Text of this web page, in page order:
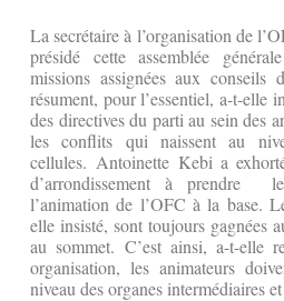
La secrétaire à l’organisation de
présidé cette assemblée
missions assignées aux conseils
résument, pour l’essentiel, a-t-elle
des directives du parti au sein des
les conflits qui naissent au
cellules. Antoinette Kebi a
d’arrondissement à prendre
l’animation de l’OFC à la base.
elle insisté, sont toujours gagnées
au sommet. C’est ainsi, a-t-elle
organisation, les animateurs
niveau des organes intermédiaires